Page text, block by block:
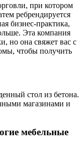
при котором
ребрендируется
бизнес-практика,
Эта компания
но она свяжет вас с
чтобы получить
стол из бетона.
магазинами и
мебельные